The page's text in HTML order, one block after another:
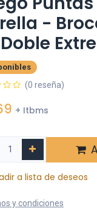
-
(0 reseña)
+ Itbms
a lista de deseos
y condiciones